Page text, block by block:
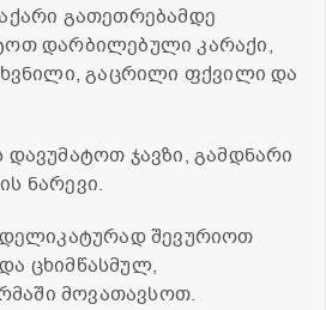
გათეთრებამდე
დარბილებული კარაქი,
გაცრილი ფქვილი და
ჯავზი, გამდნარი
ნარევი.
შევურიოთ
ცხიმწასმულ,
მოვათავსოთ.